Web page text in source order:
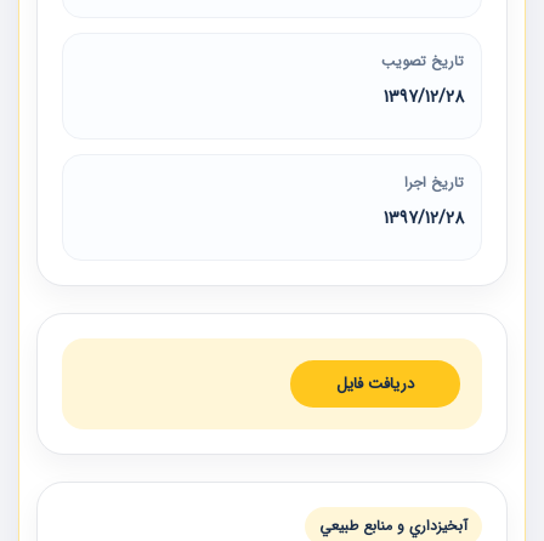
تاریخ تصویب
1397/12/28
تاریخ اجرا
1397/12/28
دریافت فایل
آبخيزداري و منابع طبيعي